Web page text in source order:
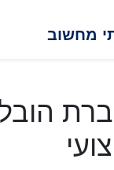
מחשוב